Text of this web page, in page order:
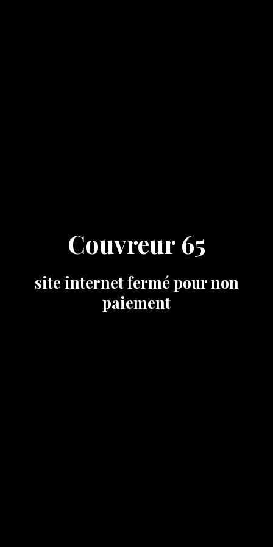
Couvreur 65
site internet fermé pour non
paiement